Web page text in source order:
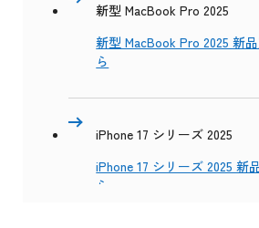
新型 MacBook Pro 2025
新型 MacBook Pro 2025 新
ら
iPhone 17 シリーズ 2025
iPhone 17 シリーズ 2025 新
ら